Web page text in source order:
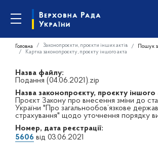
Головна Законопроєкти, проєкти інших актів
Пошук
Картка законопроєкту, проєкту іншого акта
Назва файлу:
Подання (04.06.2021).zip
Назва законопроєкту, проєкту іншого
Проєкт Закону про внесення зміни до
України "Про загальнообов’язкове
страхування" щодо уточнення порядку
Номер, дата реєстрації:
5606 від 03.06.2021